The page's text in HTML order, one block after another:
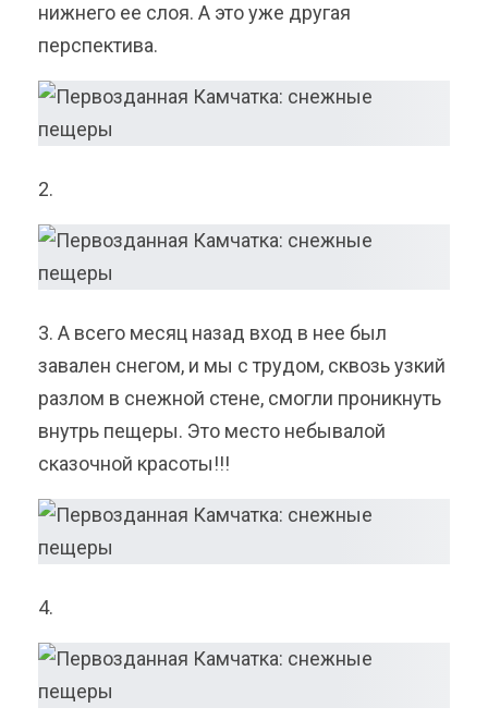
нижнего ее слоя. А это уже другая
перспектива.
2.
3. А всего месяц назад вход в нее был
завален снегом, и мы с трудом, сквозь узкий
разлом в снежной стене, смогли проникнуть
внутрь пещеры. Это место небывалой
сказочной красоты!!!
4.